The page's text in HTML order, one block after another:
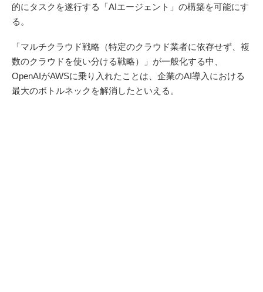
的にタスクを遂行する「AIエージェント」の構築を可能にす
る。
「マルチクラウド戦略（特定のクラウド業者に依存せず、複
数のクラウドを使い分ける戦略）」が一般化する中、
OpenAIがAWSに乗り入れたことは、企業のAI導入における
最大のボトルネックを解消したといえる。